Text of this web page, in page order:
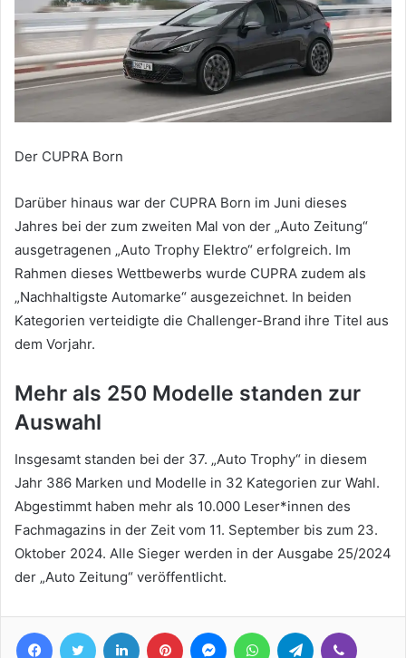
Der CUPRA Born
Darüber hinaus war der CUPRA Born im Juni dieses
Jahres bei der zum zweiten Mal von der „Auto Zeitung“
ausgetragenen „Auto Trophy Elektro“ erfolgreich. Im
Rahmen dieses Wettbewerbs wurde CUPRA zudem als
„Nachhaltigste Automarke“ ausgezeichnet. In beiden
Kategorien verteidigte die Challenger-Brand ihre Titel aus
dem Vorjahr.
Mehr als 250 Modelle standen zur
Auswahl
Insgesamt standen bei der 37. „Auto Trophy“ in diesem
Jahr 386 Marken und Modelle in 32 Kategorien zur Wahl.
Abgestimmt haben mehr als 10.000 Leser*innen des
Fachmagazins in der Zeit vom 11. September bis zum 23.
Oktober 2024. Alle Sieger werden in der Ausgabe 25/2024
der „Auto Zeitung“ veröffentlicht.
FacebookTwitter LinkedIn Pinterest MessengerWhatsAppTelegram